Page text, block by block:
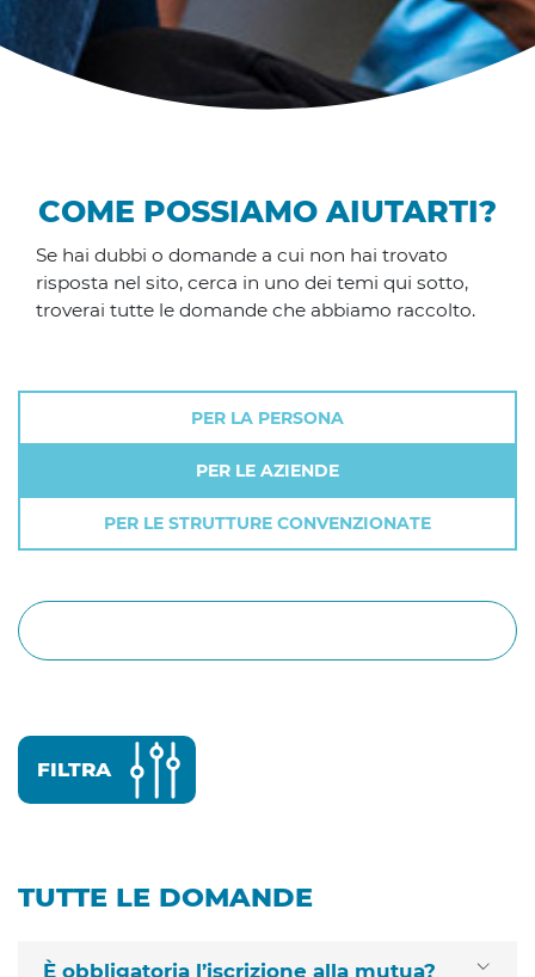
COME POSSIAMO AIUTARTI?
Se hai dubbi o domande a cui non hai trovato
risposta nel sito, cerca in uno dei temi qui sotto,
troverai tutte le domande che abbiamo raccolto.
PER LA PERSONA
PER LE AZIENDE
PER LE STRUTTURE CONVENZIONATE
FILTRA
TUTTE LE DOMANDE
È obbligatoria l’iscrizione alla mutua?